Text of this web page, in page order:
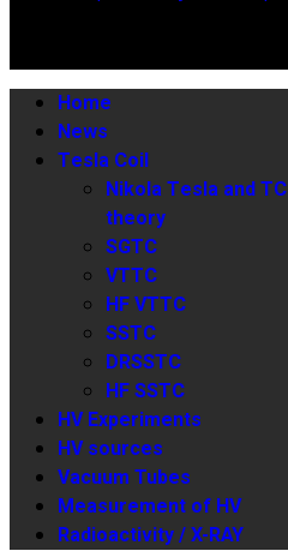
Home
News
Tesla Coil
Nikola Tesla and TC
theory
SGTC
VTTC
HF VTTC
SSTC
DRSSTC
HF SSTC
HV Experiments
HV sources
Vacuum Tubes
Measurement of HV
Radioactivity / X-RAY